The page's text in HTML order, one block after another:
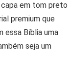
em tom preto
premium que
essa Bíblia uma
seja um